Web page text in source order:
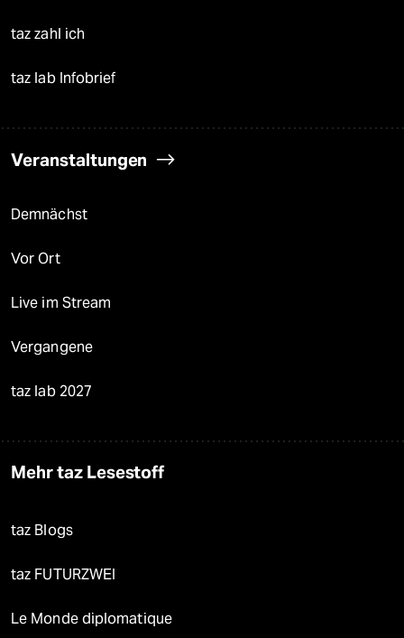
taz zahl ich
taz lab Infobrief
Veranstaltungen
Demnächst
Vor Ort
Live im Stream
Vergangene
taz lab 2027
Mehr taz Lesestoff
taz Blogs
taz FUTURZWEI
Le Monde diplomatique